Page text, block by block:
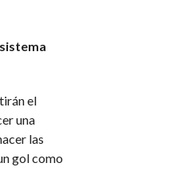
el
una
las
gol como